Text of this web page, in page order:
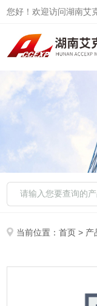
您好！欢迎访问湖南艾
当前位置：首页 > 产